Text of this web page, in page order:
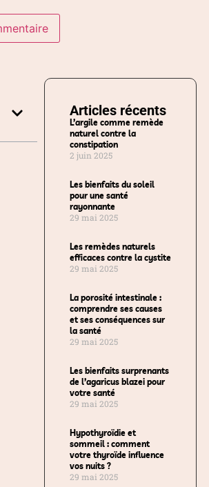
Articles récents
L’argile comme remède
naturel contre la
constipation
2 juin 2025
Les bienfaits du soleil
pour une santé
rayonnante
29 mai 2025
Les remèdes naturels
efficaces contre la cystite
29 mai 2025
La porosité intestinale :
comprendre ses causes
et ses conséquences sur
la santé
29 mai 2025
Les bienfaits surprenants
de l’agaricus blazei pour
votre santé
29 mai 2025
Hypothyroïdie et
sommeil : comment
votre thyroïde influence
vos nuits ?
29 mai 2025